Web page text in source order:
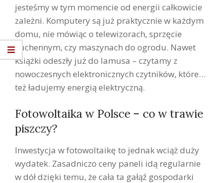
jesteśmy w tym momencie od energii całkowicie
zależni. Komputery są już praktycznie w każdym
domu, nie mówiąc o telewizorach, sprzęcie
kuchennym, czy maszynach do ogrodu. Nawet
książki odeszły już do lamusa – czytamy z
nowoczesnych elektronicznych czytników, które…
też ładujemy energią elektryczną.
Fotowoltaika w Polsce – co w trawie
piszczy?
Inwestycja w fotowoltaikę to jednak wciąż duży
wydatek. Zasadniczo ceny paneli idą regularnie
w dół dzięki temu, że cała ta gałąź gospodarki